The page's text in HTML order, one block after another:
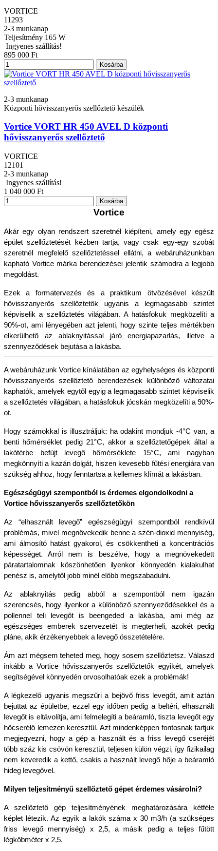
VORTICE
11293
2-3 munkanap
Teljesítmény 165 W
Ingyenes szállítás!
895 000 Ft
Kosárba
2-3 munkanap
Központi hővisszanyerős szellőztető készülék
Vortice VORT HR 450 AVEL D központi
hővisszanyerős szellőztető
VORTICE
12101
2-3 munkanap
Ingyenes szállítás!
1 040 000 Ft
Kosárba
Vortice
Akár egy olyan rendszert szeretnél kiépíteni, amely egy egész
épület szellőztetését kézben tartja, vagy csak egy-egy szobát
szeretnél megfelelő szellőztetéssel ellátni, a webáruházunkban
kapható Vortice márka berendezései jelentik számodra a legjobb
megoldást.
Ezek a formatervezés és a praktikum ötvözésével készült
hővisszanyerős szellőztetők ugyanis a legmagasabb szintet
képviselik a szellőztetés világában. A hatásfokuk megközelíti a
90%-ot, ami lényegében azt jelenti, hogy szinte teljes mértékben
elkerülhető az ablaknyitással járó energiapazarlás, illetve a
szennyeződések bejutása a lakásba.
A webáruházunk Vortice kínálatában az egyhelységes és központi
hővisszanyerős szellőztető berendezések különböző változatai
kaphatók, amelyek egytől egyig a legmagasabb szintet képviselik
a szellőztetés világában, a hatásfokuk jócskán megközelíti a 90%-
ot.
Hogy számokkal is illusztráljuk: ha odakint mondjuk -4°C van, a
benti hőmérséklet pedig 21°C, akkor a szellőztetőgépek által a
lakótérbe befújt levegő hőmérséklete 15°C, ami nagyban
megkönnyíti a kazán dolgát, hiszen kevesebb fűtési energiára van
szükség ahhoz, hogy fenntartsa a kellemes klímát a lakásban.
Egészségügyi szempontból is érdemes elgondolkodni a
Vortice hővisszanyerős szellőztetőkön
Az “elhasznált levegő” egészségügyi szempontból rendkívül
problémás, mivel megnövekedik benne a szén-dioxid mennyiség,
ami álmosító hatást gyakorol, és csökkentheti a koncentrációs
képességet. Arról nem is beszélve, hogy a megnövekedett
páratartalomnak köszönhetően ilyenkor könnyedén kialakulhat
penész is, amelytől jobb minél előbb megszabadulni.
Az ablaknyitás pedig abból a szempontból nem igazán
szerencsés, hogy ilyenkor a különböző szennyeződésekkel és a
pollennel teli levegőt is beengeded a lakásba, ami még az
egészséges emberek szervezetét is megterheli, azokét pedig
pláne, akik érzékenyebbek a levegő összetételére.
Ám azt mégsem teheted meg, hogy sosem szellőztetsz. Válaszd
inkább a Vortice hővisszanyerős szellőztetők egyikét, amelyek
segítségével könnyedén orvosolhatóak ezek a problémák!
A légkezelő ugyanis megszűri a bejövő friss levegőt, amit aztán
bejuttat az épületbe, ezzel egy időben pedig a beltéri, elhasznált
levegőt is eltávolítja, ami felmelegíti a beáramló, tiszta levegőt egy
hőcserélő lemezen keresztül. Azt mindenképpen fontosnak tartjuk
megjegyezni, hogy a gép a használt és a friss levegő cseréjét
több száz kis csövön keresztül, teljesen külön végzi, így fizikailag
nem keveredik a kettő, csakis a használt levegő hője a beáramló
hideg levegővel.
Milyen teljesítményű szellőztető gépet érdemes vásárolni?
A szellőztető gép teljesítményének meghatározására kétféle
képlet létezik. Az egyik a lakók száma x 30 m3/h (a szükséges
friss levegő mennyiség) x 2,5, a másik pedig a teljes fűtött
légköbméter x 2,5.